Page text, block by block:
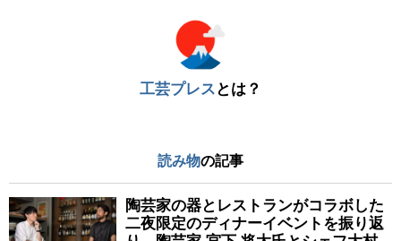
工芸プレス とは？
読み物の記事
陶芸家の器とレストランがコラボした
二夜限定のディナーイベントを振り返